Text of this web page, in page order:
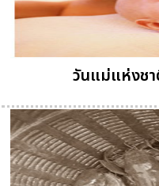
วันแม่แห่งช